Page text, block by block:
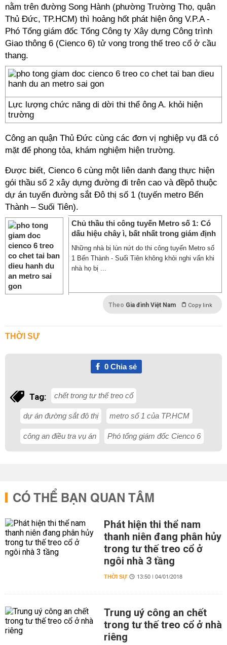
nằm trên đường Song Hành (phường Trường Thọ, quận
Thủ Đức, TP.HCM) thì hoảng hốt phát hiện ông V.P.A -
Phó Tổng giám đốc Tổng Công ty Xây dựng Công trình
Giao thông 6 (Cienco 6) tử vong trong thế treo cổ ở cầu
thang.
Lực lượng chức năng di dời thi thể ông A. khỏi hiện
trường
Công an quận Thủ Đức cùng các đơn vị nghiệp vụ đã có
mặt để phong tỏa, khám nghiệm hiện trường.
Được biết, Cienco 6 cùng một liên danh đang thực hiện
gói thầu số 2 xây dựng đường đi trên cao và đềpô thuộc
dự án tuyến đường sắt Đô thị số 1 (tuyến metro Bến
Thành – Suối Tiên).
Chủ thầu thi công tuyến Metro số 1: Có
dấu hiệu chây ì, bất nhất trong giám định
Những nhà bị lún nứt do thi công tuyến Metro số
1 Bến Thành - Suối Tiên không khỏi nghi vấn khi
nhà họ bị ...
Theo Gia đình Việt Nam Copy link
THỜI SỰ
0Chia sẻ
Tag: chết trong tư thế treo cổ
dự án đường sắt đô thị metro số 1 của TP.HCM
công an điều tra vụ án Phó tổng giám đốc Cienco 6
CÓ THỂ BẠN QUAN TÂM
Phát hiện thi thể nam
thanh niên đang phân hủy
trong tư thế treo cổ ở
ngôi nhà 3 tầng
THỜI SỰ 13:50 | 04/01/2018
Trung uý công an chết
trong tư thế treo cổ ở nhà
riêng